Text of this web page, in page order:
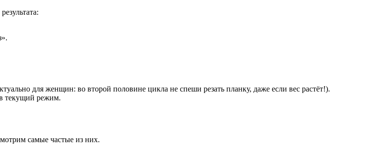
для женщин: во второй половине цикла не спеши резать планку, даже если вес растёт!).
в текущий режим.
самые частые из них.